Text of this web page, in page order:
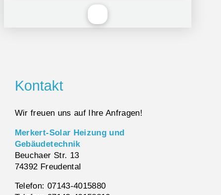
Kontakt
Wir freuen uns auf Ihre Anfragen!
Merkert-Solar Heizung und
Gebäudetechnik
Beuchaer Str. 13
74392 Freudental
Telefon: 07143-4015880